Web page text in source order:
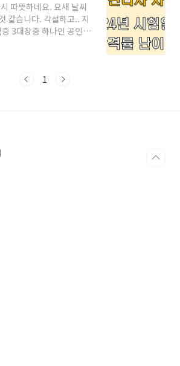
따뜻하네요. 요새 날씨
같습니다. 각설하고.. 지
3대장중 하나인 공인중
봤는데요. 2024.01.02 -
정보 (합격률 / 시험일
세요. 2024년 새해가
사실 은퇴후 남성분들
격증으로 흔히 아파트
..
1